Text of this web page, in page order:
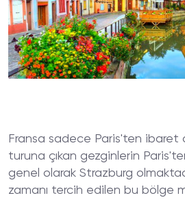
Fransa sadece Paris'ten ibaret
turuna çıkan gezginlerin
genel olarak Strazburg
zamanı tercih edilen bu bölge